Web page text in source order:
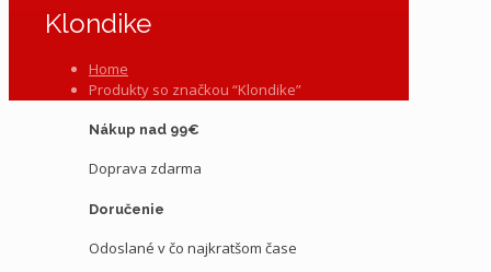
Klondike
Home
Produkty so značkou “Klondike”
Nákup nad 99€
Doprava zdarma
Doručenie
Odoslané v čo najkratšom čase